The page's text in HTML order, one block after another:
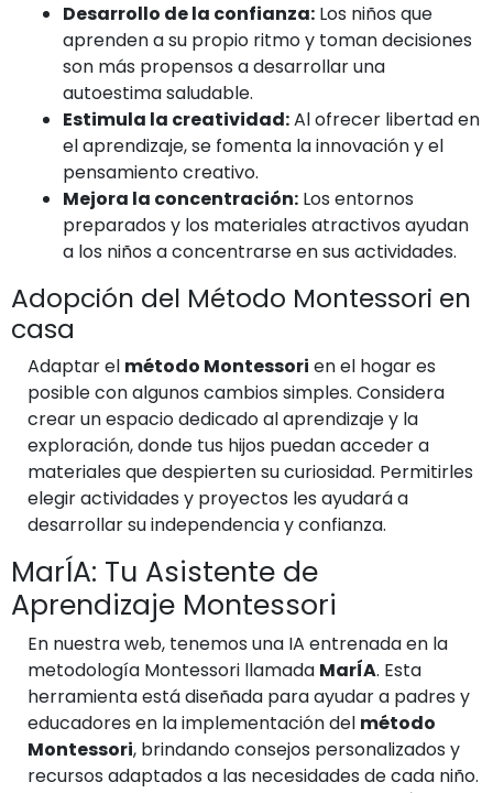
Desarrollo de la confianza: Los niños que
aprenden a su propio ritmo y toman decisiones
son más propensos a desarrollar una
autoestima saludable.
Estimula la creatividad:Al ofrecer libertad en
el aprendizaje, se fomenta la innovación y el
pensamiento creativo.
Mejora la concentración: Los entornos
preparados y los materiales atractivos ayudan
a los niños a concentrarse en sus actividades.
Adopción del Método Montessori en
casa
Adaptar el método Montessori en el hogar es
posible con algunos cambios simples. Considera
crear un espacio dedicado al aprendizaje y la
exploración, donde tus hijos puedan acceder a
materiales que despierten su curiosidad. Permitirles
elegir actividades y proyectos les ayudará a
desarrollar su independencia y confianza.
MarÍA: Tu Asistente de
Aprendizaje Montessori
En nuestra web, tenemos una IA entrenada en la
metodología Montessori llamada MarÍA. Esta
herramienta está diseñada para ayudar a padres y
educadores en la implementación del método
Montessori, brindando consejos personalizados y
recursos adaptados a las necesidades de cada niño.